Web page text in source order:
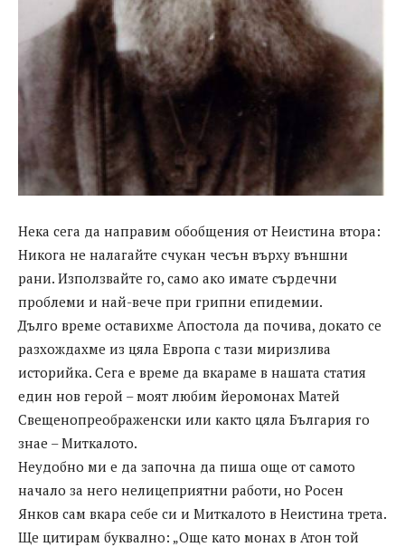
Нека сега да направим обобщения от Неистина втора:
Никога не налагайте счукан чесън върху външни
рани. Използвайте го, само ако имате сърдечни
проблеми и най-вече при грипни епидемии.
Дълго време оставихме Апостола да почива, докато се
разхождахме из цяла Европа с тази миризлива
историйка. Сега е време да вкараме в нашата статия
един нов герой – моят любим йеромонах Матей
Свещенопреображенски или както цяла България го
знае – Миткалото.
Неудобно ми е да започна да пиша още от самото
начало за него нелицеприятни работи, но Росен
Янков сам вкара себе си и Миткалото в Неистина трета.
Ще цитирам буквално: „Още като монах в Атон той